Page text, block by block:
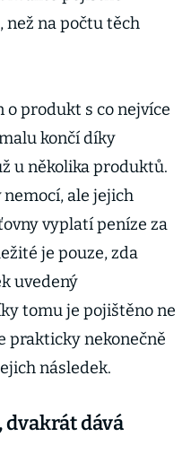
na počtu těch
o produkt s co nejvíce
končí díky
u několika produktů.
ale jejich
vyplatí peníze za
je pouze, zda
uvedený
tomu je pojištěno ne
prakticky nekonečně
následek.
dvakrát dává